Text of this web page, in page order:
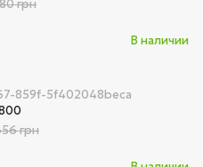
В наличии
грн
859f-5f402048beca
грн